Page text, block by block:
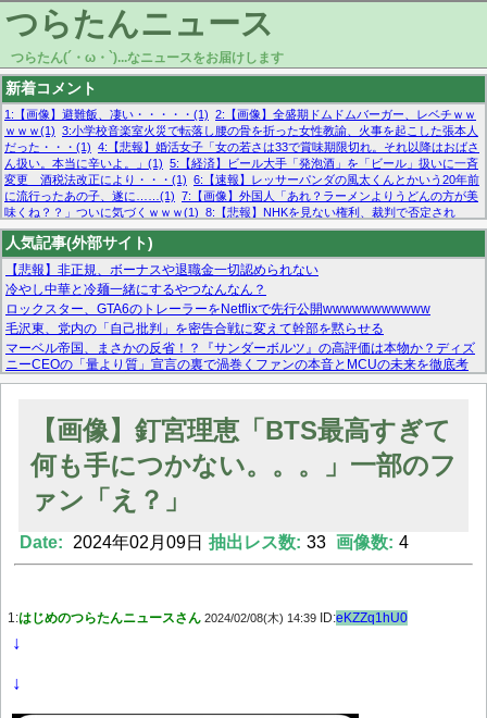
つらたんニュース
つらたん(´・ω・`)...なニュースをお届けします
新着コメント
1:【画像】避難飯、凄い・・・・・(1) 2:【画像】全盛期ドムドムバーガー、レベチｗｗ
ｗｗｗ(1) 3:小学校音楽室火災で転落し腰の骨を折った女性教諭、火事を起こした張本人
だった・・・(1) 4:【悲報】婚活女子「女の若さは33で賞味期限切れ。それ以降はおばさ
ん扱い。本当に辛いよ。」(1) 5:【経済】ビール大手「発泡酒」を「ビール」扱いに一斉
変更 酒税法改正により・・・(1) 6:【速報】レッサーパンダの風太くんとかいう20年前
に流行ったあの子、遂に……(1) 7:【画像】外国人「あれ？ラーメンよりうどんの方が美
味くね？？」ついに気づくｗｗｗ(1) 8:【悲報】NHKを見ない権利、裁判で否定され
る・・・(1) 9:欧州委員長「原発縮小は間違いでした」(1) 10:【悲報】日本企業の人手不
足、限界突破 52%「正社員も足りてません…」(1)
人気記事(外部サイト)
【悲報】非正規、ボーナスや退職金一切認められない
冷やし中華と冷麺一緒にするやつなんなん？
ロックスター、GTA6のトレーラーをNetflixで先行公開wwwwwwwwwww
毛沢東、党内の「自己批判」を密告合戦に変えて幹部を黙らせる
マーベル帝国、まさかの反省！？『サンダーボルツ』の高評価は本物か？ディズ
ニーCEOの「量より質」宣言の裏で渦巻くファンの本音とMCUの未来を徹底考
察！
【画像あり】FacebookとかTwitterで拾ったエロ画像貼ってくよ
Powered by livedoor 相互RSS
【画像】釘宮理恵「BTS最高すぎて
何も手につかない。。。」一部のフ
ァン「え？」
Date: 2024年02月09日 抽出レス数: 33 画像数: 4
1:はじめのつらたんニュースさん 2024/02/08(木) 14:39 ID:eKZZq1hU0
↓
↓